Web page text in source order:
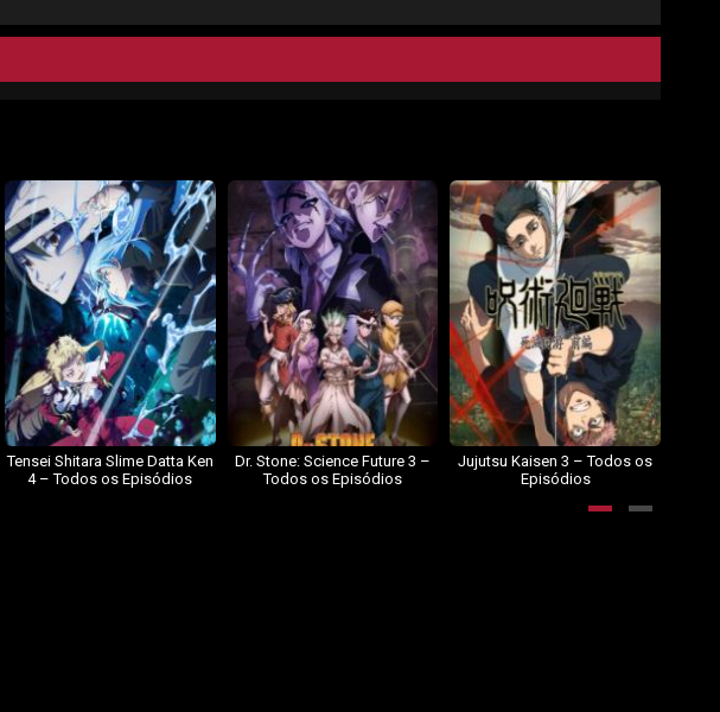
Tensei Shitara Slime Datta Ken
4 – Todos os Episódios
Dr. Stone: Science Future 3 –
Todos os Episódios
Jujutsu Kaisen 3 – Todos os
Episódios